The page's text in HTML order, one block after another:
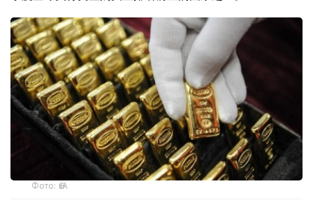
Фото: ӨзА